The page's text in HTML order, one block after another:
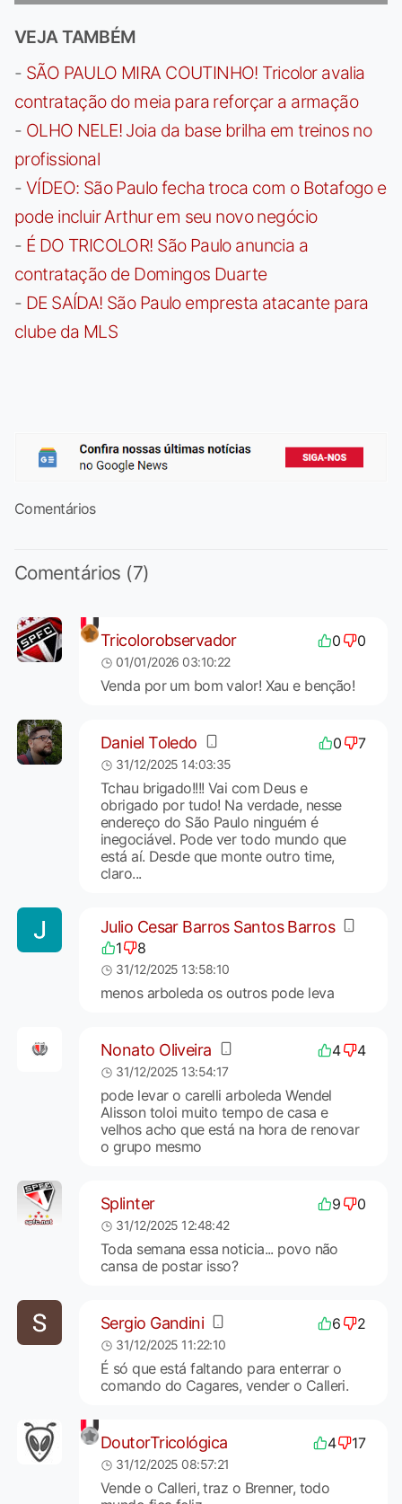
VEJA TAMBÉM
- SÃO PAULO MIRA COUTINHO! Tricolor avalia
contratação do meia para reforçar a armação
- OLHO NELE! Joia da base brilha em treinos no
profissional
- VÍDEO: São Paulo fecha troca com o Botafogo e
pode incluir Arthur em seu novo negócio
- É DO TRICOLOR! São Paulo anuncia a
contratação de Domingos Duarte
- DE SAÍDA! São Paulo empresta atacante para
clube da MLS
Comentários
Comentários (7)
Tricolorobservador 0 0
01/01/2026 03:10:22
Venda por um bom valor! Xau e benção!
Daniel Toledo 0 7
31/12/2025 14:03:35
Tchau brigado!!!! Vai com Deus e
obrigado por tudo! Na verdade, nesse
endereço do São Paulo ninguém é
inegociável. Pode ver todo mundo que
está aí. Desde que monte outro time,
claro...
Julio Cesar Barros Santos Barros
1 8
31/12/2025 13:58:10
menos arboleda os outros pode leva
Nonato Oliveira 4 4
31/12/2025 13:54:17
pode levar o carelli arboleda Wendel
Alisson toloi muito tempo de casa e
velhos acho que está na hora de renovar
o grupo mesmo
Splinter 9 0
31/12/2025 12:48:42
Toda semana essa noticia... povo não
cansa de postar isso?
Sergio Gandini 6 2
31/12/2025 11:22:10
É só que está faltando para enterrar o
comando do Cagares, vender o Calleri.
DoutorTricológica 4 17
31/12/2025 08:57:21
Vende o Calleri, traz o Brenner, todo